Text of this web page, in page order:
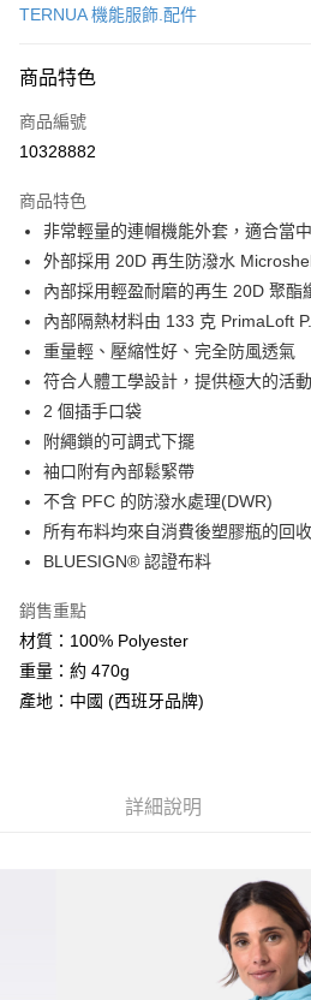
LINE Pay
Apple Pay
悠遊付
Google Pay
全盈+PAY
大哥付你分期
相關說明
【大哥付你分期使用說明】
1.本服務由台灣大哥大提供，台灣大哥大用
2.付款方式選擇「大哥付你分期」，訂單成
流程，驗證手機門號後，選擇欲分期的期數
3.實際核准額度、可分期數及費用金額請依
4.訂單成立30分鐘內，如未前往確認交易或
消。如遇「轉專審核」未通過狀況，表示未
1.分期款項不併入電信帳單，「大哥付你分
醒簡訊。
2.透過簡訊連結打開帳單後，可選擇「超商
帳／街口支付／iPASS MONEY」等通路繳費
2.基於同意付款使用「大哥付你分期」之契
3.完整用戶服務條款，請詳閱以下連結：
AFTEE先享後付
相關說明
【關於「AFTEE先享後付」】
AFTEE先享後付是「在收到商品之後才付款
便利好安心！
１．簡單：不需註冊會員、不需綁卡、不需
２．便利：只要手機號碼，簡訊認證，即可
１．於結帳方式選擇「AFTEE先享後付」後
結帳頁面，進行簡訊認證並確認金額後，即
２．訂單成立數日內，您將收到繳費通知簡
３．收到繳費通知簡訊後14天內，點擊此簡
後付繳納相關費用。
１．透過由恩沛科技股份有限公司提供之「
易，需依本服務之必要範圍內提供個人資料
權轉讓予恩沛科技股份有限公司。
２．關於個人資料處理事宜，請瀏覽以下網
ATM付款
貨到付款
全家取貨付款
每筆NT$60，滿NT$499(含以上)免運費
7-11取貨付款
每筆NT$130，滿NT$3,000(含以上)免
TERNUA 機能服飾.配件
商品特色
商品編號
10328882
商品特色
非常輕量的連帽機能外套，適合當
外部採用 20D 再生防潑水
內部採用輕盈耐磨的再生 20D 聚酯
內部隔熱材料由 133 克 PrimaLoft
重量輕、壓縮性好、完全防風透氣
符合人體工學設計，提供極大的活
2 個插手口袋
附繩鎖的可調式下擺
袖口附有內部鬆緊帶
不含 PFC 的防潑水處理(DWR)
所有布料均來自消費後塑膠瓶的回收
BLUESIGN® 認證布料
銷售重點
材質：100% Polyester
重量：約 470g
產地：中國 (西班牙品牌)
詳細說明